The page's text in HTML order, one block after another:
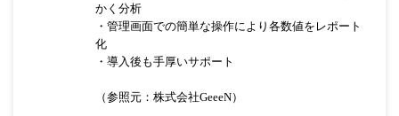
かく分析
・管理画面での簡単な操作により各数値をレポート
化
・導入後も手厚いサポート
（参照元：株式会社GeeeN）